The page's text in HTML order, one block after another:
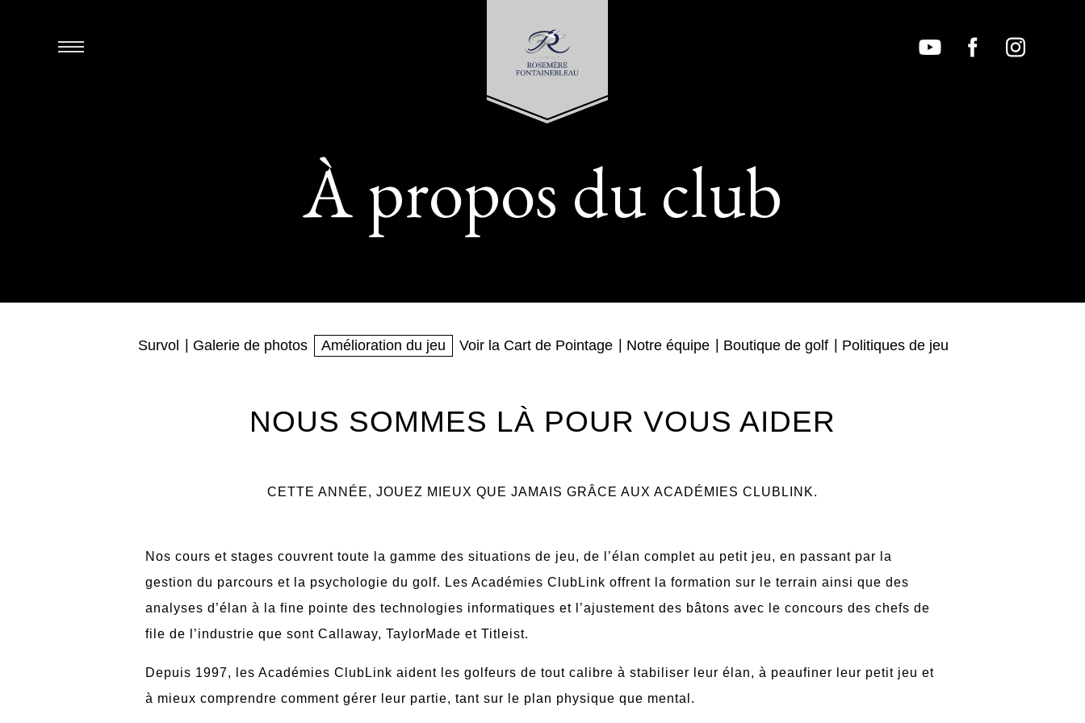
À propos du club
Survol Galerie de photos Amélioration du jeu Voir la Cart de Pointage Notre équipe Boutique de golf Politiques de jeu
NOUS SOMMES LÀ POUR VOUS AIDER
CETTE ANNÉE, JOUEZ MIEUX QUE JAMAIS GRÂCE AUX ACADÉMIES CLUBLINK.
Nos cours et stages couvrent toute la gamme des situations de jeu, de l’élan complet au petit jeu, en passant par la
gestion du parcours et la psychologie du golf. Les Académies ClubLink offrent la formation sur le terrain ainsi que des
analyses d’élan à la fine pointe des technologies informatiques et l’ajustement des bâtons avec le concours des chefs de
file de l’industrie que sont Callaway, TaylorMade et Titleist.
Depuis 1997, les Académies ClubLink aident les golfeurs de tout calibre à stabiliser leur élan, à peaufiner leur petit jeu et
à mieux comprendre comment gérer leur partie, tant sur le plan physique que mental.